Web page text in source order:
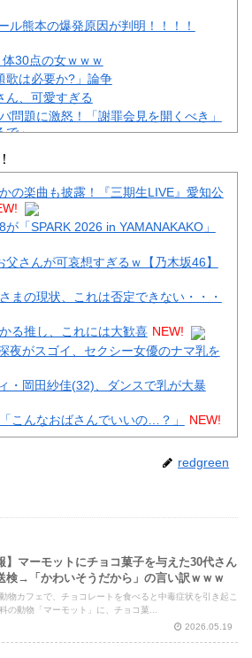
ル熊本の爆発原因が判明！！！！
体30点の女ｗｗｗ
歌は必要か?」論争
ん、可愛すぎる
問題に激怒！「謝罪会見を開くべき」
で」
30点の女ｗｗｗ
相互RSS
の楽曲も披露！『三期生LIVE』愛知公
が「SPARK 2026 in YAMANAKAKO」
さんが可哀想すぎるｗ【乃木坂46】
まの現状、これは否定できない・・・
る推し、これには大歓喜 NEW!
夜がスゴイ、セクシー女優のナマ乳を
・岡田紗佳(32)、ダンスで乳が大暴
こんなおばさんでいいの…？」
NEW!
お○ぱいに目がいってスマホケースに
相互RSS
redgreen
】マーモットにチョコ菓子を与えた30代さん
検→「かわいそうだから」の言い訳ｗｗｗ
物カフェで、チョコレートを食べると中毒症状を引き起こ
の動物「マーモット」に、チョコ菓...
2026.05.19